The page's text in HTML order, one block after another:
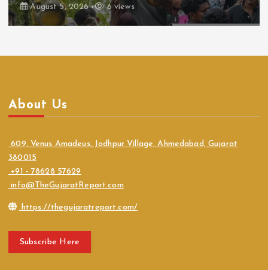
August 5, 2026 9 views
About Us
609, Venus Amadeus, Jodhpur Village, Ahmedabad, Gujarat
380015
+91 - 78628 57629
info@TheGujaratReport.com
https://thegujaratreport.com/
Subscribe Here